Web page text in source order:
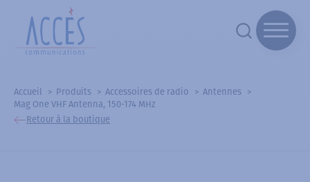
Accueil Produits Accessoires de radio
Antennes
Mag One VHF Antenna, 150-174 MHz
Retour à la boutique